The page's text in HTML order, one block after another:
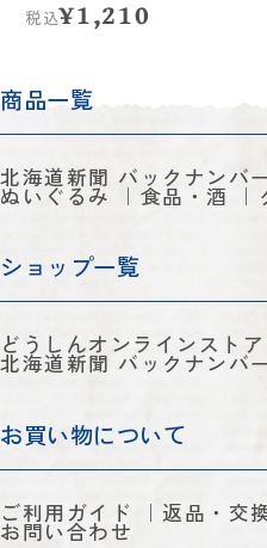
税込¥1,210
商品一覧
北海道新聞 バックナンバー
ぬいぐるみ 食品・酒
ショップ一覧
どうしんオンラインストア
北海道新聞 バックナンバー
お買い物について
ご利用ガイド 返品・交
お問い合わせ